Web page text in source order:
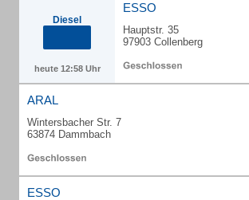
Diesel
heute 12:58 Uhr
ESSO
Hauptstr. 35
97903 Collenberg
ARAL
Wintersbacher Str. 7
63874 Dammbach
ESSO